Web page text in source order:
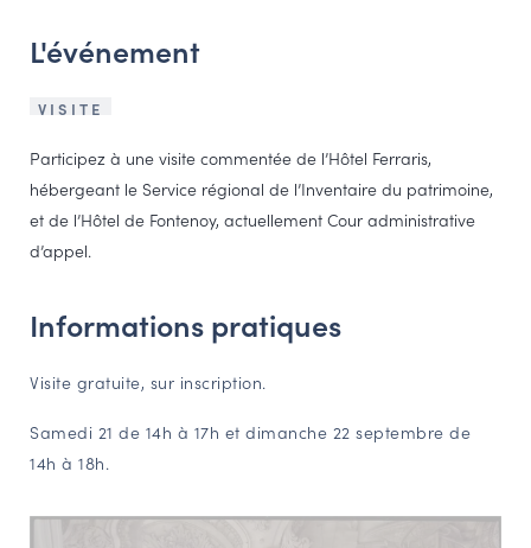
PORTAIL CULTURE
Comité d'Histoire Régionale
Service Inventaire et Patrimoines de la Région Grand Est
Responsables de structures
Étudiants & chercheurs
L'événement
VISITE
Participez à une visite commentée de l’Hôtel Ferraris,
hébergeant le Service régional de l’Inventaire du patrimoine,
et de l’Hôtel de Fontenoy, actuellement Cour administrative
d’appel.
Informations pratiques
Visite gratuite, sur inscription.
Samedi 21 de 14h à 17h et dimanche 22 septembre de
14h à 18h.